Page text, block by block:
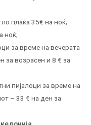
плаќа 35€ на ноќ;
ноќ;
за време на вечерата
за возрасен и 8 € за
пијалоци за време на
– 33 € на ден за